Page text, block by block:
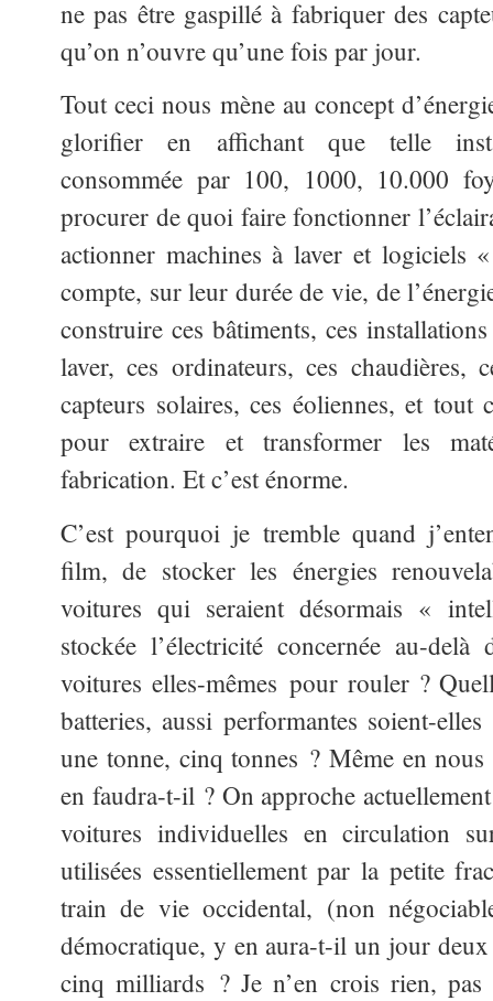
ne pas être gaspillé à fabriquer des
qu’on n’ouvre qu’une fois par jour.
Tout ceci nous mène au concept
glorifier en affichant que telle
consommée par 100, 1000, 10.000
procurer de quoi faire fonctionner
actionner machines à laver et
compte, sur leur durée de vie, de
construire ces bâtiments, ces
laver, ces ordinateurs, ces chaudières,
capteurs solaires, ces éoliennes, et tout
pour extraire et transformer les
fabrication. Et c’est énorme.
C’est pourquoi je tremble quand
film, de stocker les énergies
voitures qui seraient désormais «
stockée l’électricité concernée au-
voitures elles-mêmes pour rouler ?
batteries, aussi performantes soient-
une tonne, cinq tonnes ? Même en
en faudra-t-il ? On approche
voitures individuelles en circulation
utilisées essentiellement par la petite
train de vie occidental, (non
démocratique, y en aura-t-il un jour
cinq milliards ? Je n’en crois rien, pas